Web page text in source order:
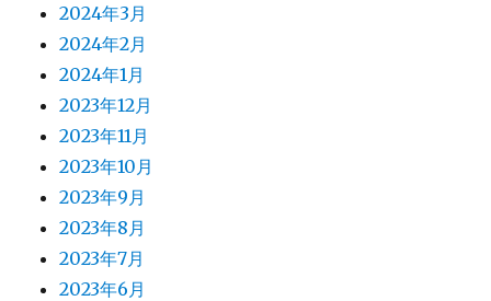
2024年3月
2024年2月
2024年1月
2023年12月
2023年11月
2023年10月
2023年9月
2023年8月
2023年7月
2023年6月